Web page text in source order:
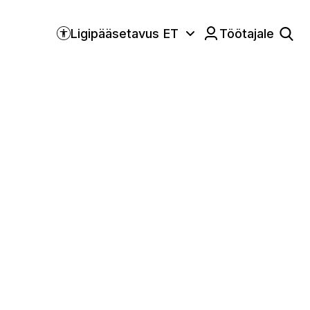
Ligipääsetavus
Keele valik:
ET Töötajale